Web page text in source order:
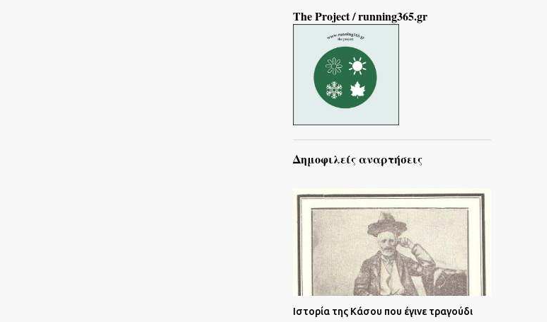
The Project / running365.gr
Δημοφιλείς αναρτήσεις
Ιστορία της Κάσου που έγινε τραγούδι